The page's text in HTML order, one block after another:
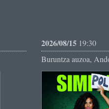
2026/08/1519:30
Buruntza auzoa,